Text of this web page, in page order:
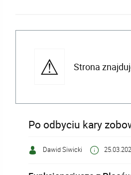
Strona
Po odbyciu kary
Dawid Siwicki